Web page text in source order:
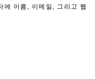
에 이름, 이메일, 그리고 웹